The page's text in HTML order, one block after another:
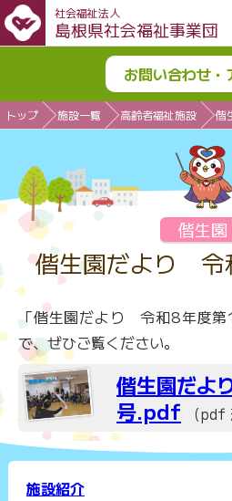
社会福祉法人
島根県社会福祉事業団
お問い合わせ・
トップ 施設一覧 高齢者福祉施設 偕
偕生園
偕生園だより 令
「偕生園だより 令和8年度第
で、ぜひご覧ください。
偕生園だよ
号.pdf （pdf
施設紹介